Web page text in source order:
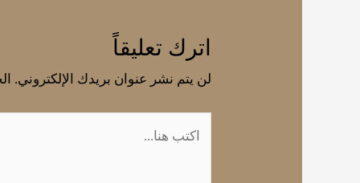
اترك تعليقاً
لن يتم نشر عنوان بريدك الإلكتروني.